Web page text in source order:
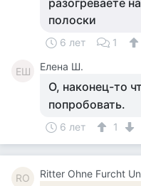
разогреваете
полоски
6 лет 1
ЕШ Елена Ш.
О, наконец-то
попробовать.
6 лет 1
RO Ritter Ohne Furcht